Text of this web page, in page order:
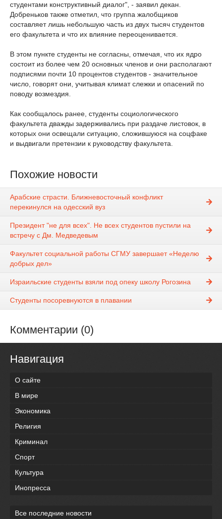
студентами конструктивный диалог", - заявил декан.
Добреньков также отметил, что группа жалобщиков
составляет лишь небольшую часть из двух тысяч студентов
его факультета и что их влияние переоценивается.
В этом пункте студенты не согласны, отмечая, что их ядро
состоит из более чем 20 основных членов и они располагают
подписями почти 10 процентов студентов - значительное
число, говорят они, учитывая климат слежки и опасений по
поводу возмездия.
Как сообщалось ранее, студенты социологического
факультета дважды задерживались при раздаче листовок, в
которых они освещали ситуацию, сложившуюся на соцфаке
и выдвигали претензии к руководству факультета.
Похожие новости
Арабские страсти. Ближневосточный конфликт
перекинулся на одесский вуз
Президент "не для всех". Не всех студентов пустили на
встречу с Дм. Медведевым
Факультет социальной работы СГМУ завершает «Неделю
добрых дел»
Израильские студенты взяли под опеку школу Рогозина
Студенты посоревнуются в плавании
Комментарии (0)
Навигация
О сайте
В мире
Экономика
Религия
Криминал
Спорт
Культура
Инопресса
Все последние новости